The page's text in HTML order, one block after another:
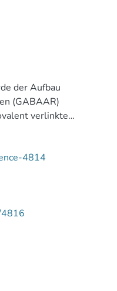
der Aufbau
(GABAAR)
verlinkte
sollen die verlinkten
unbekannten
beitragen. Rezeptoren
und der
zeigten
alleiniger
3er Konkatamere
beitragen. In
4814